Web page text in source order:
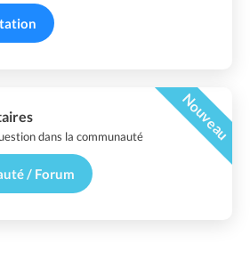
Nouveau
dans la communauté
/ Forum